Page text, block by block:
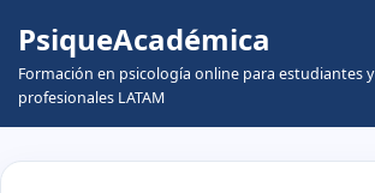
Skip
to
content
PsiqueAcadémica
Formación en psicología online para estudiantes y
profesionales LATAM